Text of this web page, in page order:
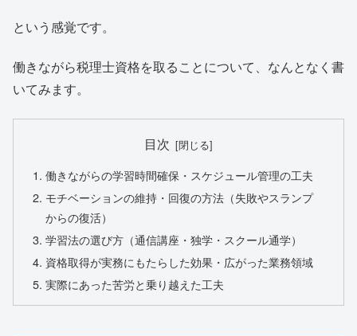
という感覚です。
働きながら税理士資格を取ることについて、なんとなく書
いてみます。
目次
働きながらの学習時間確保・スケジュール管理の工夫
モチベーションの維持・回復の方法（失敗やスランプ
からの復活）
学習法の選び方（通信講座・独学・スクール通学）
資格取得が実務にもたらした効果・広がった業務領域
実際にあった苦労と乗り越えた工夫